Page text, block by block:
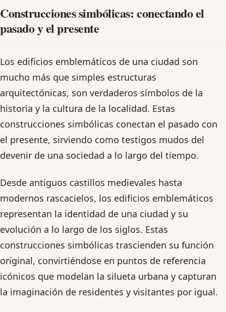
Construcciones simbólicas: conectando el
pasado y el presente
Los edificios emblemáticos de una ciudad son
mucho más que simples estructuras
arquitectónicas, son verdaderos símbolos de la
historia y la cultura de la localidad. Estas
construcciones simbólicas conectan el pasado con
el presente, sirviendo como testigos mudos del
devenir de una sociedad a lo largo del tiempo.
Desde antiguos castillos medievales hasta
modernos rascacielos, los edificios emblemáticos
representan la identidad de una ciudad y su
evolución a lo largo de los siglos. Estas
construcciones simbólicas trascienden su función
original, convirtiéndose en puntos de referencia
icónicos que modelan la silueta urbana y capturan
la imaginación de residentes y visitantes por igual.